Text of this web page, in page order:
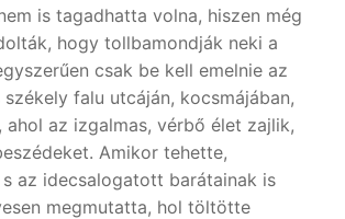
is tagadhatta volna, hiszen még
hogy tollbamondják neki a
csak be kell emelnie az
falu utcáján, kocsmájában,
ahol az izgalmas, vérbő élet zajlik,
Amikor tehette,
az idecsalogatott barátainak is
megmutatta, hol töltötte